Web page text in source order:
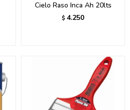
Cielo Raso Inca Ah 20lts
$ 4.250